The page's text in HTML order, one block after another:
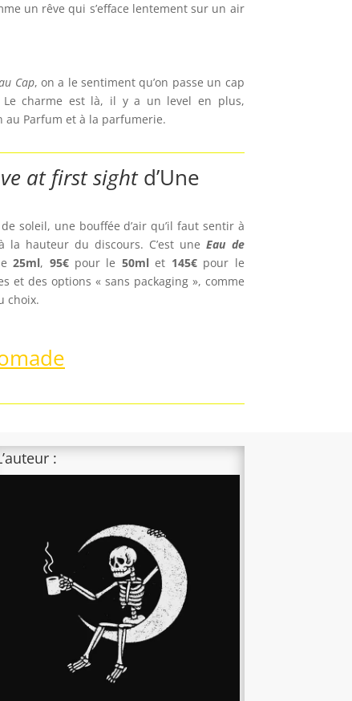
un rêve qui s’efface lentement sur un air
Cap, on a le sentiment qu’on passe un cap
Le charme est là, il y a un level en plus,
Parfum et à la parfumerie.
at first sightd’Une
soleil, une bouffée d’air qu’il faut sentir à
la hauteur du discours. C’est uneEau de
25ml, 95€pour le 50mlet 145€pour le
et des options « sans packaging », comme
choix.
: